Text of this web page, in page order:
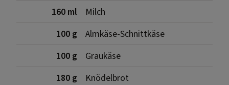
160 ml
Milch
100 g
Almkäse-Schnittkäse
100 g
Graukäse
180 g
Knödelbrot